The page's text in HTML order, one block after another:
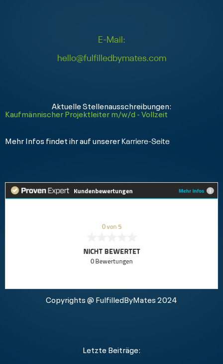
E-Mail:
hello@fulfilledbymates.com
Aktuelle Stellenausschreibungen:
Kaufmännischer Projektleiter m/w/d - Vollzeit
Mehr Infos findet ihr auf unserer Karriere-Seite
Copyrights @ FulfilledByMates 2024
Letzte Beiträge: